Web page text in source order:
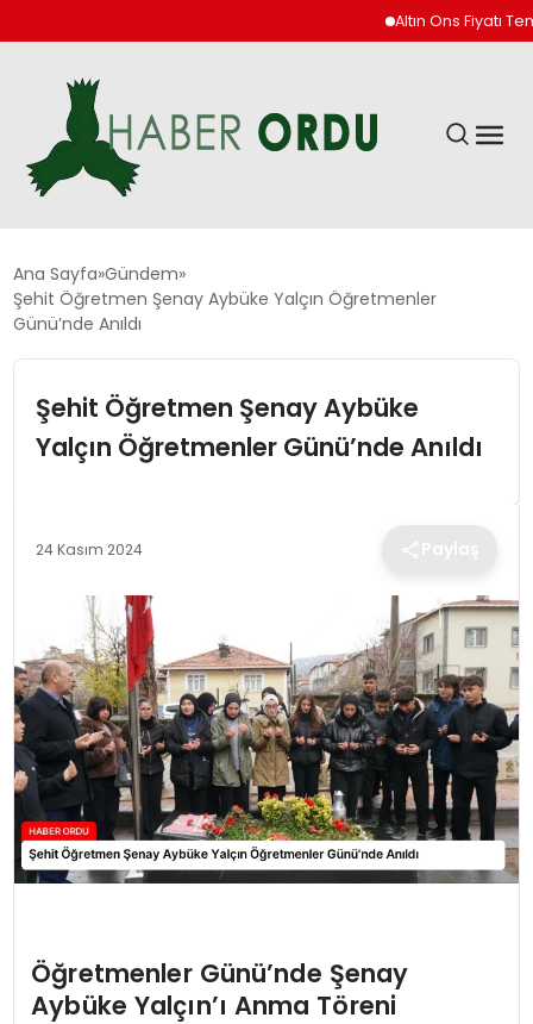
Altın Ons Fiyatı
GÜNDEM
DÜNYA
EKONOMI
TEKNOLOJI
MAGAZIN
SPOR
YAŞAM
Ana Sayfa Gündem
Şehit Öğretmen Şenay Aybüke Yalçın Öğretmenler
Günü’nde Anıldı
Şehit Öğretmen Şenay Aybüke
Yalçın Öğretmenler Günü’nde Anıldı
24 Kasım 2024
Öğretmenler Günü’nde Şenay
Aybüke Yalçın’ı Anma Töreni